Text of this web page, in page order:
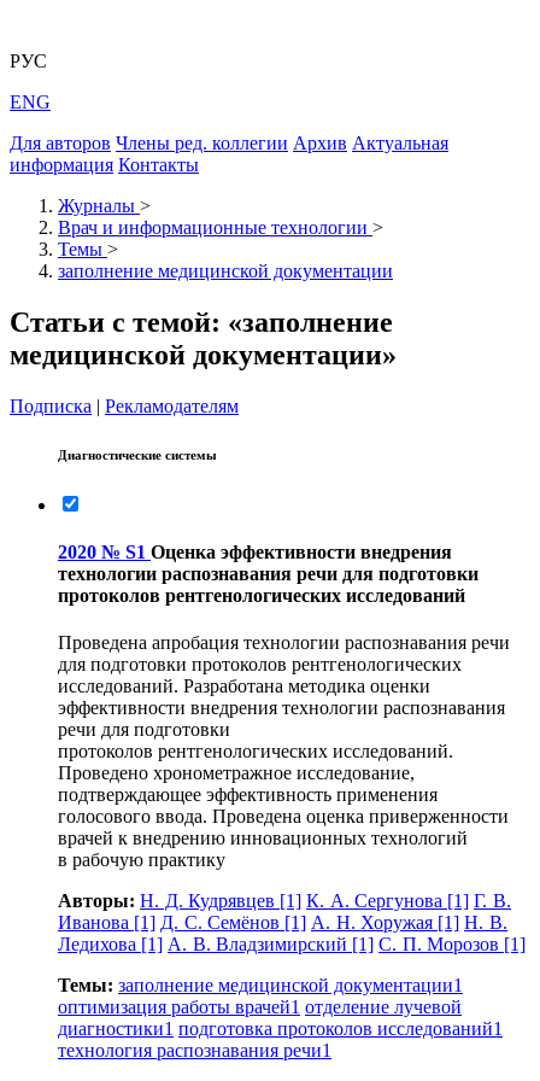
РУС
ENG
Для авторов Члены ред. коллегии Архив Актуальная
информация Контакты
Журналы >
Врач и информационные технологии >
Темы >
заполнение медицинской документации
Статьи с темой: «заполнение
медицинской документации»
Подписка | Рекламодателям
Диагностические системы
2020 № S1 Оценка эффективности внедрения
технологии распознавания речи для подготовки
протоколов рентгенологических исследований
Проведена апробация технологии распознавания речи
для подготовки протоколов рентгенологических
исследований. Разработана методика оценки
эффективности внедрения технологии распознавания
речи для подготовки
протоколов рентгенологических исследований.
Проведено хронометражное исследование,
подтверждающее эффективность применения
голосового ввода. Проведена оценка приверженности
врачей к внедрению инновационных технологий
в рабочую практику
Авторы: Н. Д. Кудрявцев [1] К. А. Сергунова [1] Г. В.
Иванова [1] Д. С. Семёнов [1] А. Н. Хоружая [1] Н. В.
Ледихова [1] А. В. Владзимирский [1] С. П. Морозов [1]
Темы: заполнение медицинской документации1
оптимизация работы врачей1 отделение лучевой
диагностики1 подготовка протоколов исследований1
технология распознавания речи1